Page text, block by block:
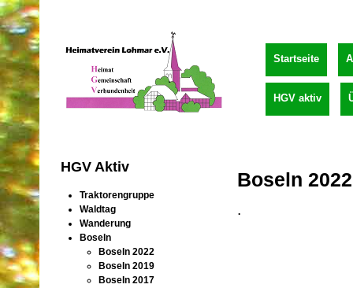
Startseite
HGV aktiv
HGV Aktiv
Traktorengruppe
Waldtag
Wanderung
Boseln
Boseln 2022
Boseln 2019
Boseln 2017
Boseln 2022
.